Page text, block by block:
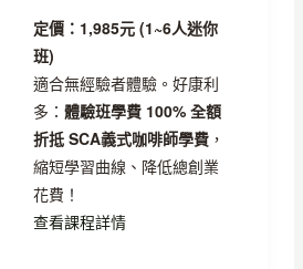
定價：1,985元 (1~6人迷你
班)
適合無經驗者體驗。好康利
多： 體驗班學費 100% 全額
折抵 SCA義式咖啡師學費，
縮短學習曲線、降低總創業
花費！
查看課程詳情